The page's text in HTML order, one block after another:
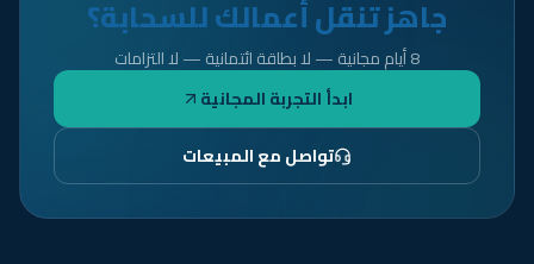
جاهز تنقل أعمالك للسحابة؟
8 أيام مجانية — لا بطاقة ائتمانية — لا التزامات
ابدأ التجربة المجانية
تواصل مع المبيعات